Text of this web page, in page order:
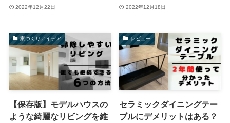
2022年12月22日 2022年12月18日
家づくりアイデア
【保存版】モデルハウスの
ような綺麗なリビングを維
レビュー
セラミックダイニングテー
ブルにデメリットはある？